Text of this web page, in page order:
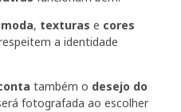
, texturas e cores
a identidade
também o desejo do
fotografada ao escolher